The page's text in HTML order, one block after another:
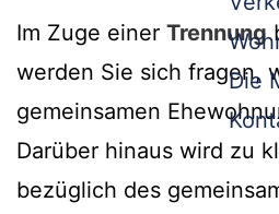
Die
Im Zuge einer Trennung
werden Sie sich fragen,
gemeinsamen
Darüber hinaus wird zu
bezüglich des